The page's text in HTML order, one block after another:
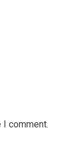
comment.